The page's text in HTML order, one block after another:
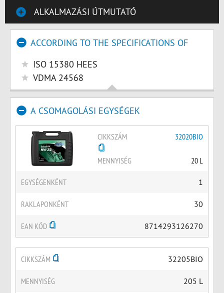
ALKALMAZÁSI ÚTMUTATÓ
ACCORDING TO THE SPECIFICATIONS OF
ISO 15380 HEES
VDMA 24568
A CSOMAGOLÁSI EGYSÉGEK
CIKKSZÁM 32020BIO
MENNYISÉG 20 L
EGYSÉGENKÉNT 1
RAKLAPONKÉNT 30
EAN KÓD 8714293126270
CIKKSZÁM 32205BIO
MENNYISÉG 205 L